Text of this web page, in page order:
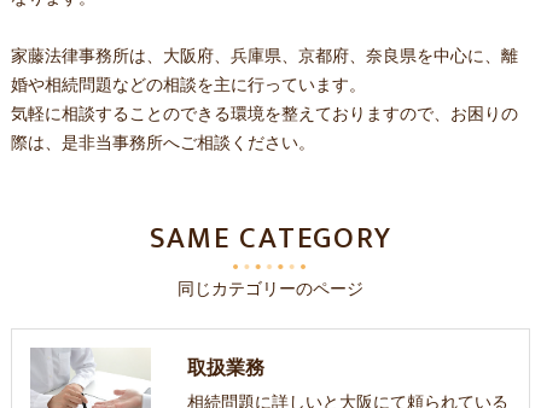
家藤法律事務所は、大阪府、兵庫県、京都府、奈良県を中心に、離
婚や相続問題などの相談を主に行っています。
気軽に相談することのできる環境を整えておりますので、お困りの
際は、是非当事務所へご相談ください。
同じカテゴリーのページ
SAME CATEGORY
取扱業務